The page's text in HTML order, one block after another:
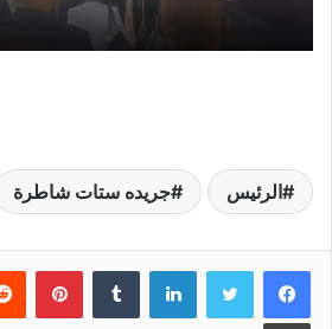
الرئيس جريده ستات شاطرة
لينكدإن بينتيريست